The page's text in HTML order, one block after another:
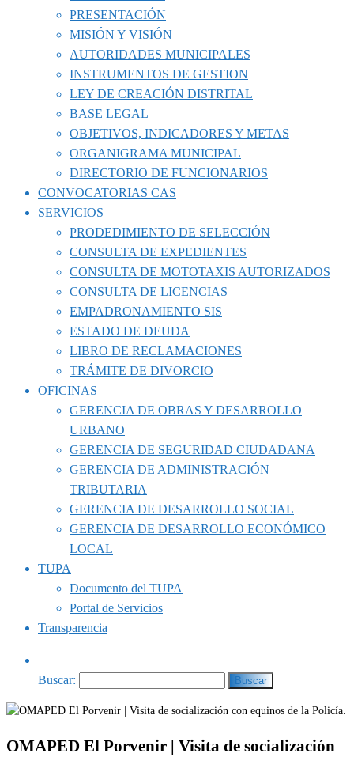
PRESENTACIÓN
MISIÓN Y VISIÓN
AUTORIDADES MUNICIPALES
INSTRUMENTOS DE GESTION
LEY DE CREACIÓN DISTRITAL
BASE LEGAL
OBJETIVOS, INDICADORES Y METAS
ORGANIGRAMA MUNICIPAL
DIRECTORIO DE FUNCIONARIOS
CONVOCATORIAS CAS
SERVICIOS
PRODEDIMIENTO DE SELECCIÓN
CONSULTA DE EXPEDIENTES
CONSULTA DE MOTOTAXIS AUTORIZADOS
CONSULTA DE LICENCIAS
EMPADRONAMIENTO SIS
ESTADO DE DEUDA
LIBRO DE RECLAMACIONES
TRÁMITE DE DIVORCIO
OFICINAS
GERENCIA DE OBRAS Y DESARROLLO
URBANO
GERENCIA DE SEGURIDAD CIUDADANA
GERENCIA DE ADMINISTRACIÓN
TRIBUTARIA
GERENCIA DE DESARROLLO SOCIAL
GERENCIA DE DESARROLLO ECONÓMICO
LOCAL
TUPA
Documento del TUPA
Portal de Servicios
Transparencia
Buscar:
OMAPED El Porvenir | Visita de socialización